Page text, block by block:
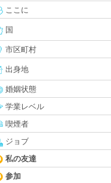
ここに
国
市区町村
出身地
婚姻状態
学業レベル
喫煙者
ジョブ
私の友達
参加